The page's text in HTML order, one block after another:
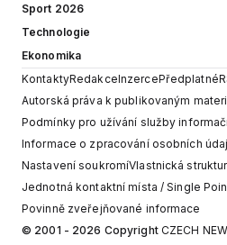
Sport 2026
Technologie
Ekonomika
KontaktyRedakceInzercePředplatné
Autorská práva k publikovaným
Podmínky pro užívání služby
Informace o zpracování osobních
Nastavení soukromíVlastnická
Jednotná kontaktní místa / Single
Povinně zveřejňované informace
© 2001 - 2026 Copyright CZECH